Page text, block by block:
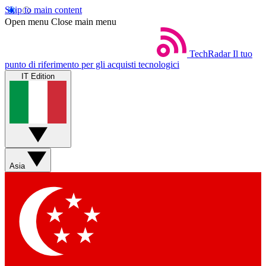
Skip to main content
Open menu Close main menu
TechRadar Il tuo
punto di riferimento per gli acquisti tecnologici
IT Edition
Asia